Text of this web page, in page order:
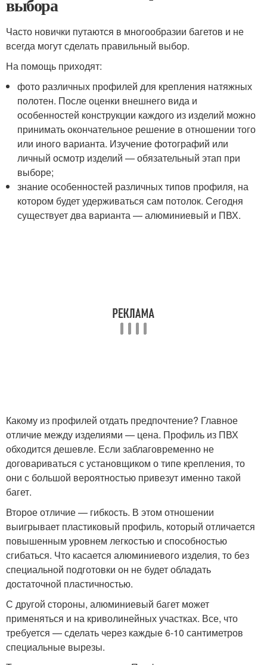
выбора
Часто новички путаются в многообразии багетов и не
всегда могут сделать правильный выбор.
На помощь приходят:
фото различных профилей для крепления натяжных
полотен. После оценки внешнего вида и
особенностей конструкции каждого из изделий можно
принимать окончательное решение в отношении того
или иного варианта. Изучение фотографий или
личный осмотр изделий — обязательный этап при
выборе;
знание особенностей различных типов профиля, на
котором будет удерживаться сам потолок. Сегодня
существует два варианта — алюминиевый и ПВХ.
Какому из профилей отдать предпочтение? Главное
отличие между изделиями — цена. Профиль из ПВХ
обходится дешевле. Если заблаговременно не
договариваться с установщиком о типе крепления, то
они с большой вероятностью привезут именно такой
багет.
Второе отличие — гибкость. В этом отношении
выигрывает пластиковый профиль, который отличается
повышенным уровнем легкостью и способностью
сгибаться. Что касается алюминиевого изделия, то без
специальной подготовки он не будет обладать
достаточной пластичностью.
С другой стороны, алюминиевый багет может
применяться и на криволинейных участках. Все, что
требуется — сделать через каждые 6-10 сантиметров
специальные вырезы.